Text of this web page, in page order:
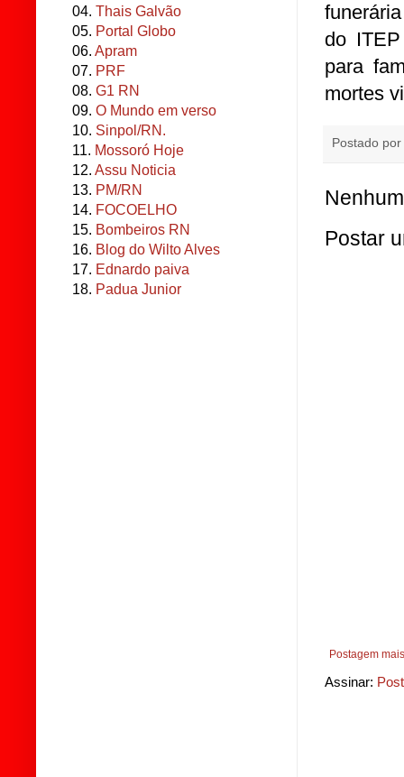
do
para
mortes
Postado por
Postar
Postagem
Assinar:
04. Thais Galvão
05. Portal Globo
06. Apram
07. PRF
08. G1 RN
09. O Mundo em verso
10. Sinpol/RN.
11. Mossoró Hoje
12. Assu Noticia
13. PM/RN
14. FOCOELHO
15. Bombeiros RN
16. Blog do Wilto Alves
17. Ednardo paiva
18. Padua Junior